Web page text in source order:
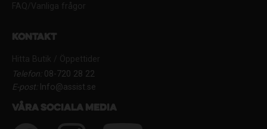
FAQ/Vanliga frågor
Kontakt
Hitta Butik / Öppettider
Telefon:08-720 28 22
E-post:Info@assist.se
Våra sociala media